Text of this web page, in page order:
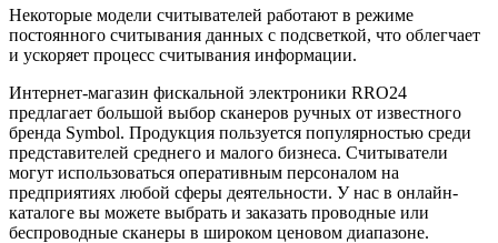
Некоторые модели считывателей работают в режиме
постоянного считывания данных с подсветкой, что облегчает
и ускоряет процесс считывания информации.
Интернет-магазин фискальной электроники RRO24
предлагает большой выбор сканеров ручных от известного
бренда Symbol. Продукция пользуется популярностью среди
представителей среднего и малого бизнеса. Считыватели
могут использоваться оперативным персоналом на
предприятиях любой сферы деятельности. У нас в онлайн-
каталоге вы можете выбрать и заказать проводные или
беспроводные сканеры в широком ценовом диапазоне.